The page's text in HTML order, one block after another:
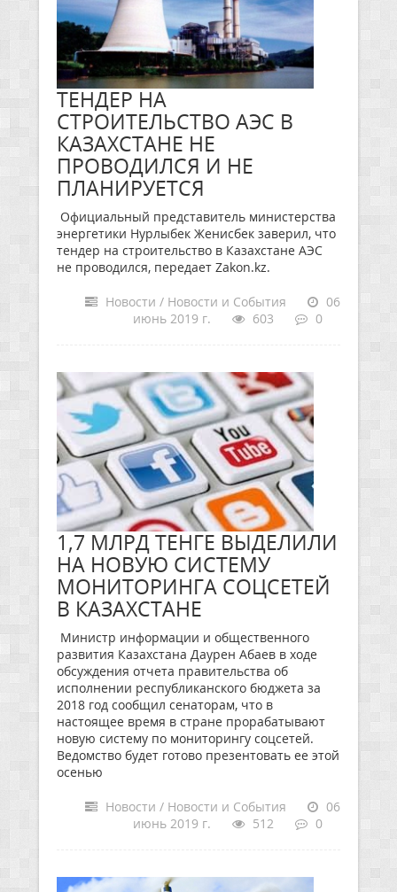
ТЕНДЕР НА
СТРОИТЕЛЬСТВО АЭС В
КАЗАХСТАНЕ НЕ
ПРОВОДИЛСЯ И НЕ
ПЛАНИРУЕТСЯ
Официальный представитель министерства
энергетики Нурлыбек Женисбек заверил, что
тендер на строительство в Казахстане АЭС
не проводился, передает Zakon.kz.
Новости / Новости и События
06
июнь 2019 г.
603 0
1,7 МЛРД ТЕНГЕ ВЫДЕЛИЛИ
НА НОВУЮ СИСТЕМУ
МОНИТОРИНГА СОЦСЕТЕЙ
В КАЗАХСТАНЕ
Министр информации и общественного
развития Казахстана Даурен Абаев в ходе
обсуждения отчета правительства об
исполнении республиканского бюджета за
2018 год сообщил сенаторам, что в
настоящее время в стране прорабатывают
новую систему по мониторингу соцсетей.
Ведомство будет готово презентовать ее этой
осенью
Новости / Новости и События
06
июнь 2019 г.
512 0